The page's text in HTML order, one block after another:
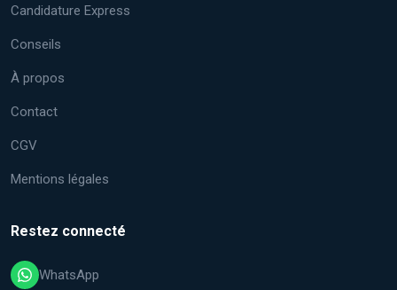
Candidature Express
Conseils
À propos
Contact
CGV
Mentions légales
Restez connecté
WhatsApp